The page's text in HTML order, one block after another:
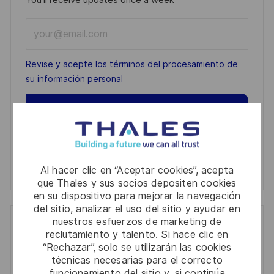
Al hacer clic en “Aceptar cookies”, acepta
que Thales y sus socios depositen cookies
en su dispositivo para mejorar la navegación
del sitio, analizar el uso del sitio y ayudar en
nuestros esfuerzos de marketing de
reclutamiento y talento. Si hace clic en
“Rechazar”, solo se utilizarán las cookies
técnicas necesarias para el correcto
Email
address
(Required)
Required
Revise y acepte los términos del procesamiento de
su información personal
Manage alerts
Manage alerts
Get tailored job recommendations
based on your interests.